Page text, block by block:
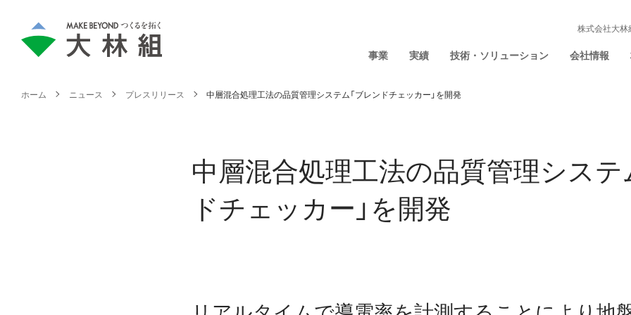
事業 実績 技術・ソリューション 会社情報
株式会社大林
ホーム ニュース プレスリリース 中層混合処理工法の品質管理システム「ブレンドチェッカー」を開発
中層混合処理工法の品質管理システ
ドチェッカー」を開発